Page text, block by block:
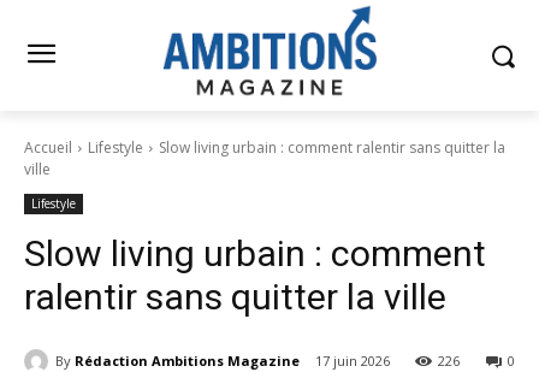
Accueil Lifestyle
Slow living urbain : comment ralentir sans quitter la
ville
Lifestyle
Slow living urbain : comment
ralentir sans quitter la ville
By Rédaction Ambitions Magazine 17 juin 2026 0
226